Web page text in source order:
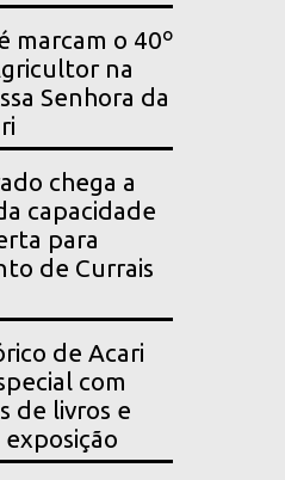
marcam o 40º
na
Senhora da
chega a
capacidade
para
de Currais
de Acari
com
de livros e